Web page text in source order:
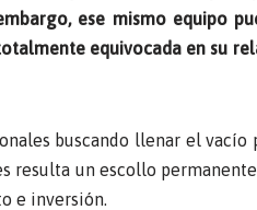
ese mismo equipo
equivocada en su
buscando llenar el
un escollo
e inversión.